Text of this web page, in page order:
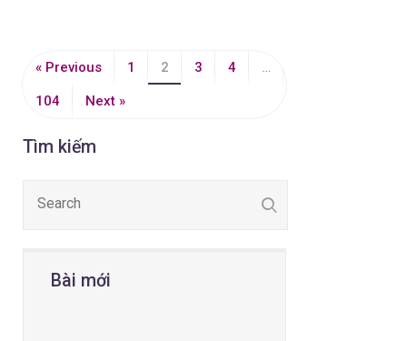
« Previous 1 2 3 4 …
104 Next »
Tìm kiếm
Bài mới